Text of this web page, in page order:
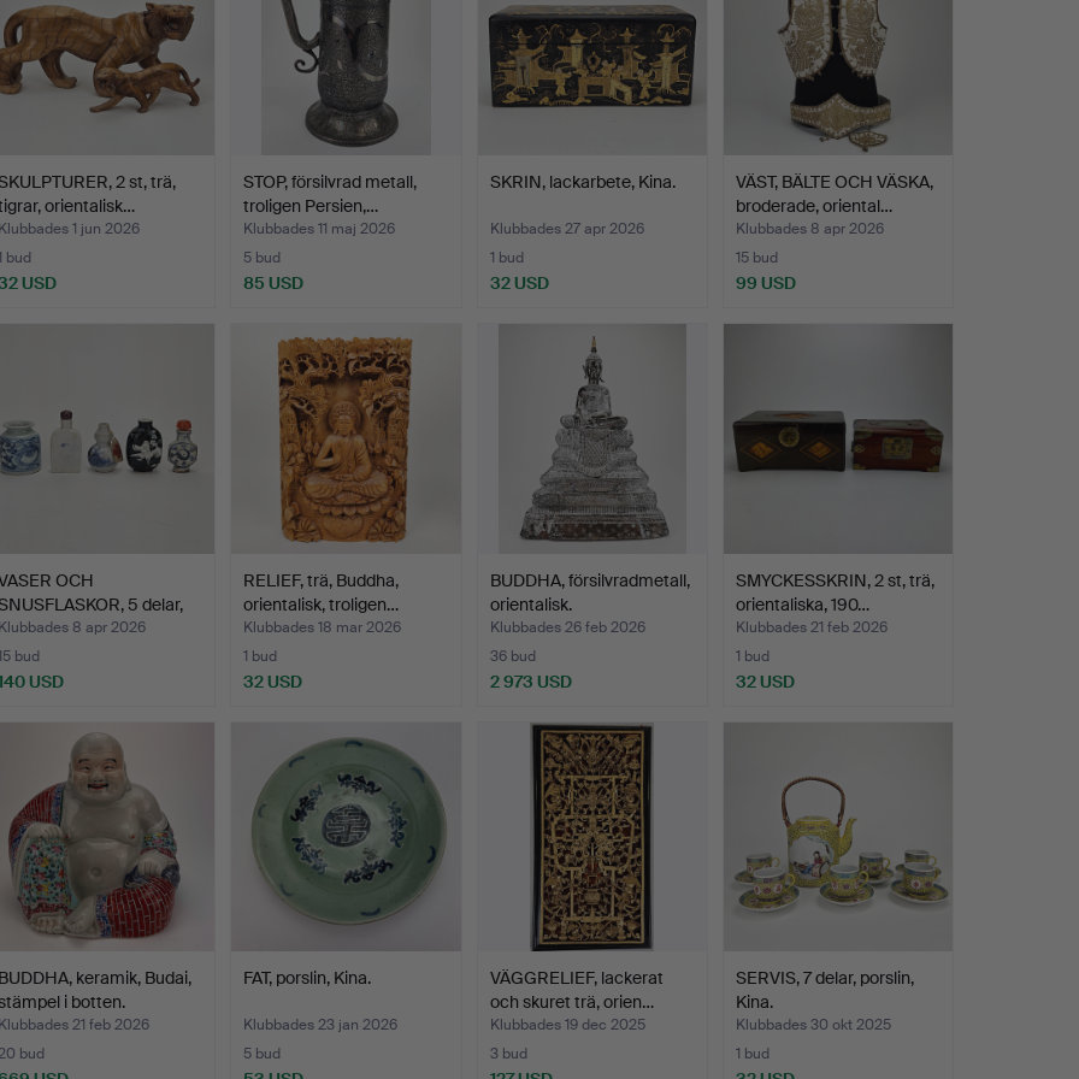
2 st, trä,
orientalisk…
1 jun 2026
bud
USD
STOP, försilvrad metall,
troligen Persien,…
Klubbades 11 maj 2026
5 bud
85 USD
SKRIN, lackarbete, Kina.
Klubbades 27 apr 2026
1 bud
32 USD
VÄST, BÄLTE OCH VÄSKA,
broderade, oriental…
Klubbades 8 apr 2026
15 bud
99 USD
OCH
5 delar,
K…8 apr 2026
bud
USD
RELIEF, trä, Buddha,
orientalisk, troligen…
Klubbades 18 mar 2026
1 bud
32 USD
BUDDHA, försilvradmetall,
orientalisk.
Klubbades 26 feb 2026
36 bud
2 973 USD
SMYCKESSKRIN, 2 st, trä,
orientaliska, 190…
Klubbades 21 feb 2026
1 bud
32 USD
keramik, Budai,
i botten.
21 feb 2026
bud
FAT, porslin, Kina.
Klubbades 23 jan 2026
5 bud
VÄGGRELIEF, lackerat
och skuret trä, orien…
Klubbades 19 dec 2025
3 bud
SERVIS, 7 delar, porslin,
Kina.
Klubbades 30 okt 2025
1 bud